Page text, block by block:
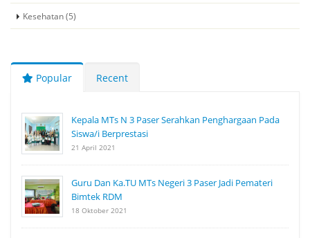
Kesehatan (5)
Popular Recent
Kepala MTs N 3 Paser Serahkan Penghargaan Pada
Siswa/i Berprestasi
21 April 2021
Guru Dan Ka.TU MTs Negeri 3 Paser Jadi Pemateri
Bimtek RDM
18 Oktober 2021